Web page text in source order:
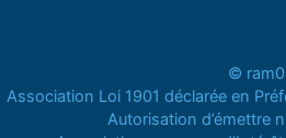
©
Association Loi 1901 déclarée en
Autorisation d’émettre